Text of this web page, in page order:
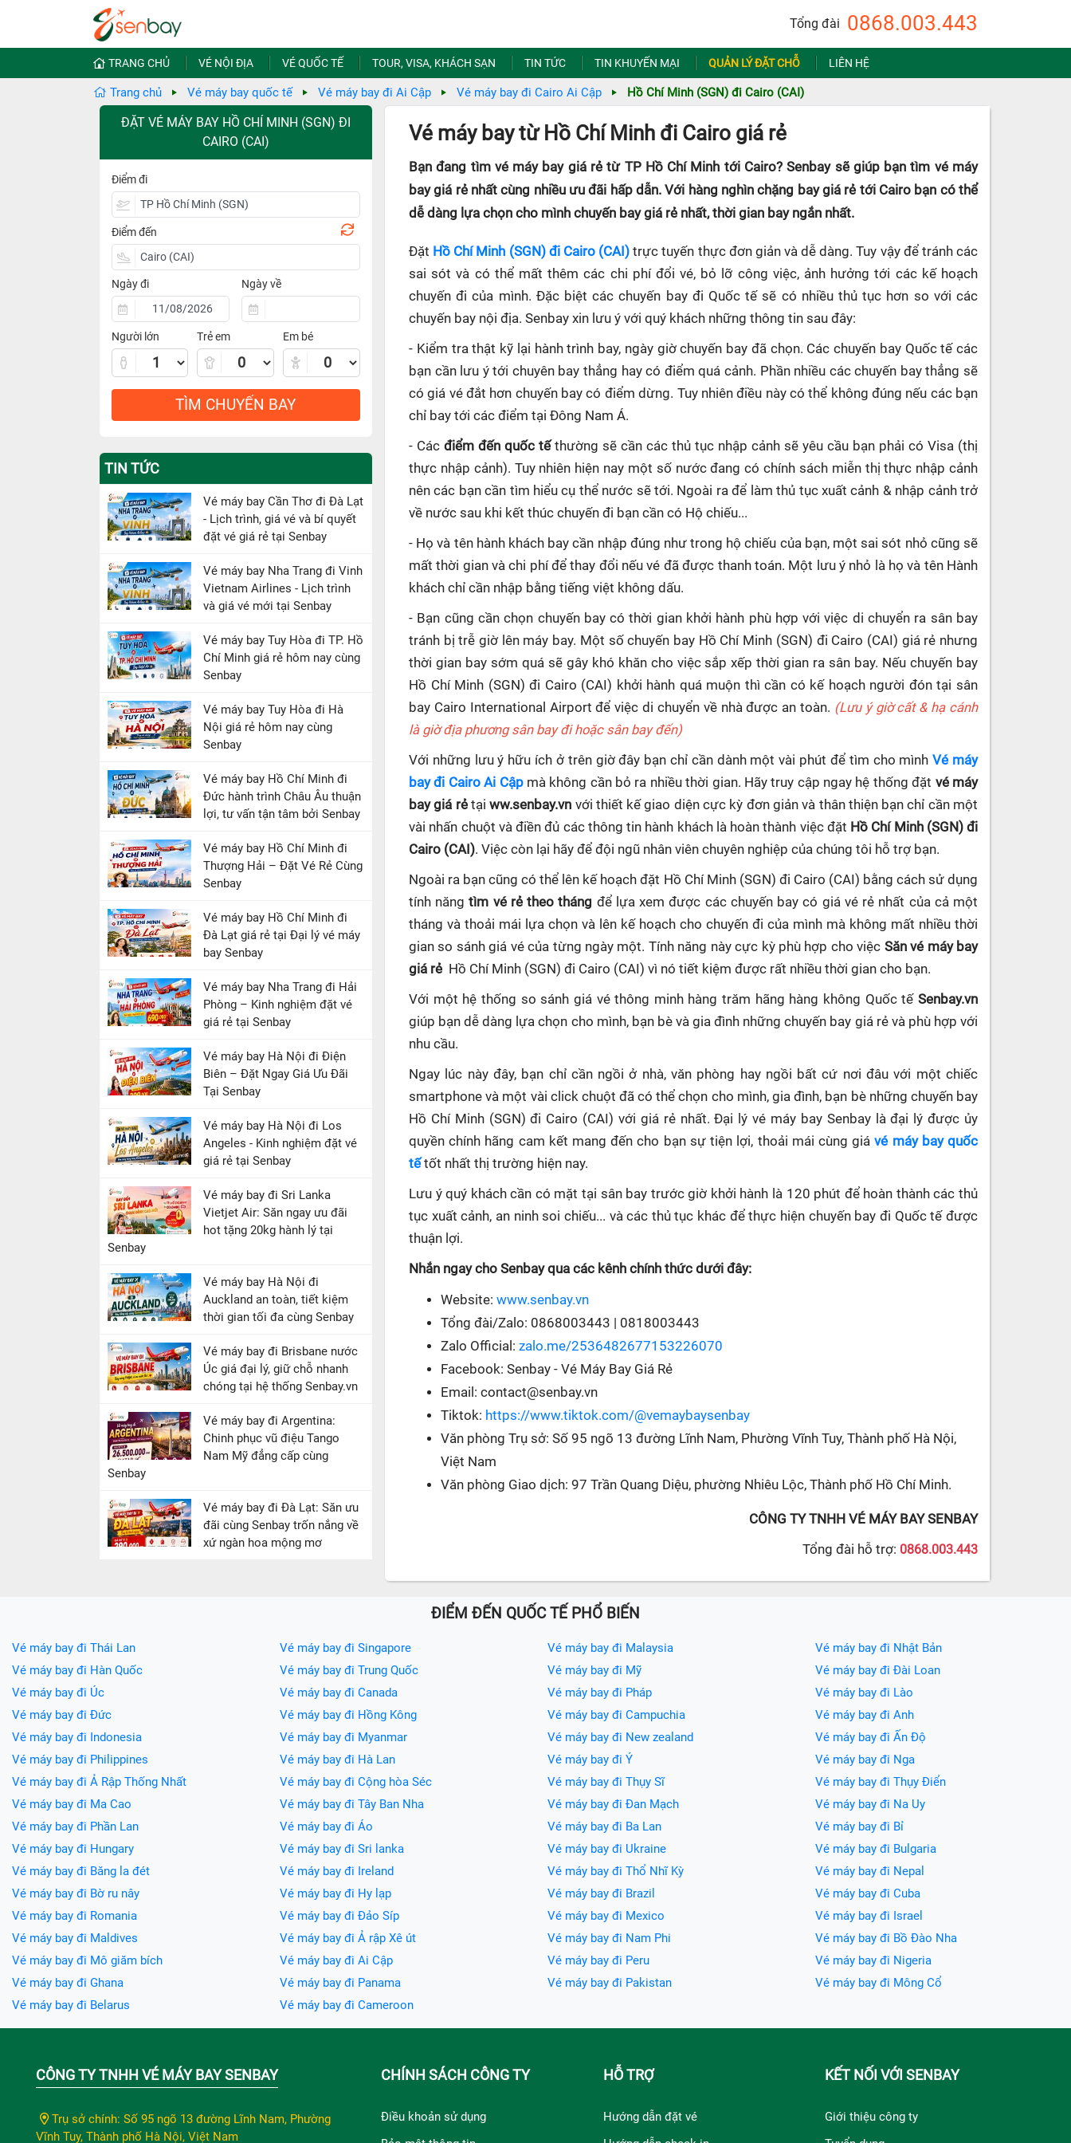
Tổng đài 0868.003.443
TRANG CHỦ VÉ NỘI ĐỊA VÉ QUỐC TẾ TOUR, VISA, KHÁCH SẠN TIN TỨC TIN KHUYẾN MẠI QUẢN LÝ ĐẶT CHỖ LIÊN HỆ
Trang chủ Vé máy bay quốc tế Vé máy bay đi Ai Cập Vé máy bay đi Cairo Ai Cập Hồ Chí Minh (SGN) đi Cairo (CAI)
ĐẶT VÉ MÁY BAY HỒ CHÍ MINH (SGN) ĐI
CAIRO (CAI)
Điểm đi
Điểm đến
Ngày đi Ngày về
Người lớn Trẻ em Em bé
TÌM CHUYẾN BAY
TIN TỨC
Vé máy bay Cần Thơ đi Đà Lạt
- Lịch trình, giá vé và bí quyết
đặt vé giá rẻ tại Senbay
Vé máy bay Nha Trang đi Vinh
Vietnam Airlines - Lịch trình
và giá vé mới tại Senbay
Vé máy bay Tuy Hòa đi TP. Hồ
Chí Minh giá rẻ hôm nay cùng
Senbay
Vé máy bay Tuy Hòa đi Hà
Nội giá rẻ hôm nay cùng
Senbay
Vé máy bay Hồ Chí Minh đi
Đức hành trình Châu Âu thuận
lợi, tư vấn tận tâm bởi Senbay
Vé máy bay Hồ Chí Minh đi
Thượng Hải – Đặt Vé Rẻ Cùng
Senbay
Vé máy bay Hồ Chí Minh đi
Đà Lạt giá rẻ tại Đại lý vé máy
bay Senbay
Vé máy bay Nha Trang đi Hải
Phòng – Kinh nghiệm đặt vé
giá rẻ tại Senbay
Vé máy bay Hà Nội đi Điện
Biên – Đặt Ngay Giá Ưu Đãi
Tại Senbay
Vé máy bay Hà Nội đi Los
Angeles - Kinh nghiệm đặt vé
giá rẻ tại Senbay
Vé máy bay đi Sri Lanka
Vietjet Air: Săn ngay ưu đãi
hot tặng 20kg hành lý tại
Senbay
Vé máy bay Hà Nội đi
Auckland an toàn, tiết kiệm
thời gian tối đa cùng Senbay
Vé máy bay đi Brisbane nước
Úc giá đại lý, giữ chỗ nhanh
chóng tại hệ thống Senbay.vn
Vé máy bay đi Argentina:
Chinh phục vũ điệu Tango
Nam Mỹ đẳng cấp cùng
Senbay
Vé máy bay đi Đà Lạt: Săn ưu
đãi cùng Senbay trốn nắng về
xứ ngàn hoa mộng mơ
Vé máy bay từ Hồ Chí Minh đi Cairo giá rẻ
Bạn đang tìm vé máy bay giá rẻ từ TP Hồ Chí Minh tới Cairo? Senbay sẽ giúp bạn tìm vé máy
bay giá rẻ nhất cùng nhiều ưu đãi hấp dẫn. Với hàng nghìn chặng bay giá rẻ tới Cairo bạn có thể
dễ dàng lựa chọn cho mình chuyến bay giá rẻ nhất, thời gian bay ngắn nhất.
Đặt Hồ Chí Minh (SGN) đi Cairo (CAI) trực tuyến thực đơn giản và dễ dàng. Tuy vậy để tránh các
sai sót và có thể mất thêm các chi phí đổi vé, bỏ lỡ công việc, ảnh hưởng tới các kế hoạch
chuyến đi của mình. Đặc biệt các chuyến bay đi Quốc tế sẽ có nhiều thủ tục hơn so với các
chuyến bay nội địa. Senbay xin lưu ý với quý khách những thông tin sau đây:
- Kiểm tra thật kỹ lại hành trình bay, ngày giờ chuyến bay đã chọn. Các chuyến bay Quốc tế các
bạn cần lưu ý tới chuyên bay thẳng hay có điểm quá cảnh. Phần nhiều các chuyến bay thẳng sẽ
có giá vé đắt hơn chuyến bay có điểm dừng. Tuy nhiên điều này có thể không đúng nếu các bạn
chỉ bay tới các điểm tại Đông Nam Á.
- Các điểm đến quốc tếthường sẽ cần các thủ tục nhập cảnh sẽ yêu cầu bạn phải có Visa (thị
thực nhập cảnh). Tuy nhiên hiện nay một số nước đang có chính sách miễn thị thực nhập cảnh
nên các bạn cần tìm hiểu cụ thể nước sẽ tới. Ngoài ra để làm thủ tục xuất cảnh & nhập cảnh trở
về nước sau khi kết thúc chuyến đi bạn cần có Hộ chiếu...
- Họ và tên hành khách bay cần nhập đúng như trong hộ chiếu của bạn, một sai sót nhỏ cũng sẽ
mất thời gian và chi phí để thay đổi nếu vé đã được thanh toán. Một lưu ý nhỏ là họ và tên Hành
khách chỉ cần nhập bằng tiếng việt không dấu.
- Bạn cũng cần chọn chuyến bay có thời gian khởi hành phù hợp với việc di chuyển ra sân bay
tránh bị trễ giờ lên máy bay. Một số chuyến bay Hồ Chí Minh (SGN) đi Cairo (CAI) giá rẻ nhưng
thời gian bay sớm quá sẽ gây khó khăn cho việc sắp xếp thời gian ra sân bay. Nếu chuyến bay
Hồ Chí Minh (SGN) đi Cairo (CAI) khởi hành quá muộn thì cần có kế hoạch người đón tại sân
bay Cairo International Airport để việc di chuyển về nhà được an toàn. (Lưu ý giờ cất & hạ cánh
là giờ địa phương sân bay đi hoặc sân bay đến)
Với những lưu ý hữu ích ở trên giờ đây bạn chỉ cần dành một vài phút để tìm cho mìnhVé máy
bay đi Cairo Ai Cậpmà không cần bỏ ra nhiều thời gian. Hãy truy cập ngay hệ thống đặt vé máy
bay giá rẻtạiww.senbay.vn với thiết kế giao diện cực kỳ đơn giản và thân thiện bạn chỉ cần một
vài nhấn chuột và điền đủ các thông tin hành khách là hoàn thành việc đặt Hồ Chí Minh (SGN) đi
Cairo (CAI). Việc còn lại hãy để đội ngũ nhân viên chuyên nghiệp của chúng tôi hỗ trợ bạn.
Ngoài ra bạn cũng có thể lên kế hoạch đặt Hồ Chí Minh (SGN) đi Cairo (CAI) bằng cách sử dụng
tính năngtìm vé rẻ theo tháng để lựa xem được các chuyến bay có giá vé rẻ nhất của cả một
tháng và thoải mái lựa chọn và lên kế hoạch cho chuyến đi của mình mà không mất nhiều thời
gian so sánh giá vé của từng ngày một. Tính năng này cực kỳ phù hợp cho việc Săn vé máy bay
giá rẻ Hồ Chí Minh (SGN) đi Cairo (CAI) vì nó tiết kiệm được rất nhiều thời gian cho bạn.
Với một hệ thống so sánh giá vé thông minh hàng trăm hãng hàng không Quốc tế Senbay.vn
giúp bạn dễ dàng lựa chọn cho mình, bạn bè và gia đình những chuyến bay giá rẻ và phù hợp với
nhu cầu.
Ngay lúc này đây, bạn chỉ cần ngồi ở nhà, văn phòng hay ngồi bất cứ nơi đâu với một chiếc
smartphone và một vài click chuột đã có thể chọn cho mình, gia đình, bạn bè những chuyến bay
Hồ Chí Minh (SGN) đi Cairo (CAI) với giá rẻ nhất. Đại lý vé máy bay Senbay là đại lý được ủy
quyền chính hãng cam kết mang đến cho bạn sự tiện lợi, thoải mái cùng giávé máy bay quốc
tế tốt nhất thị trường hiện nay.
Lưu ý quý khách cần có mặt tại sân bay trước giờ khởi hành là 120 phút để hoàn thành các thủ
tục xuất cảnh, an ninh soi chiếu... và các thủ tục khác để thực hiện chuyến bay đi Quốc tế được
thuận lợi.
Nhắn ngay cho Senbay qua các kênh chính thức dưới đây:
Website: www.senbay.vn
Tổng đài/Zalo: 0868003443 | 0818003443
Zalo Official: zalo.me/2536482677153226070
Facebook: Senbay - Vé Máy Bay Giá Rẻ
Email: contact@senbay.vn
Tiktok: https://www.tiktok.com/@vemaybaysenbay
Văn phòng Trụ sở: Số 95 ngõ 13 đường Lĩnh Nam, Phường Vĩnh Tuy, Thành phố Hà Nội,
Việt Nam
Văn phòng Giao dịch: 97 Trần Quang Diệu, phường Nhiêu Lộc, Thành phố Hồ Chí Minh.
CÔNG TY TNHH VÉ MÁY BAY SENBAY
Tổng đài hỗ trợ: 0868.003.443
ĐIỂM ĐẾN QUỐC TẾ PHỔ BIẾN
Vé máy bay đi Thái Lan Vé máy bay đi Singapore Vé máy bay đi Malaysia
Vé máy bay đi Nhật Bản
Vé máy bay đi Hàn Quốc
Vé máy bay đi Trung Quốc Vé máy bay đi Mỹ
Vé máy bay đi Đài Loan
Vé máy bay đi Úc
Vé máy bay đi Canada Vé máy bay đi Pháp
Vé máy bay đi Lào
Vé máy bay đi Đức
Vé máy bay đi Hồng Kông Vé máy bay đi Campuchia
Vé máy bay đi Anh
Vé máy bay đi Indonesia
Vé máy bay đi Myanmar Vé máy bay đi New zealand
Vé máy bay đi Ấn Độ
Vé máy bay đi Philippines
Vé máy bay đi Hà Lan Vé máy bay đi Ý
Vé máy bay đi Nga
Vé máy bay đi Ả Rập Thống Nhất
Vé máy bay đi Cộng hòa Séc Vé máy bay đi Thụy Sĩ
Vé máy bay đi Thụy Điển
Vé máy bay đi Ma Cao
Vé máy bay đi Tây Ban Nha Vé máy bay đi Đan Mạch
Vé máy bay đi Na Uy
Vé máy bay đi Phần Lan
Vé máy bay đi Áo Vé máy bay đi Ba Lan
Vé máy bay đi Bỉ
Vé máy bay đi Hungary
Vé máy bay đi Sri lanka Vé máy bay đi Ukraine
Vé máy bay đi Bulgaria
Vé máy bay đi Băng la đét
Vé máy bay đi Ireland Vé máy bay đi Thổ Nhĩ Kỳ
Vé máy bay đi Nepal
Vé máy bay đi Bờ ru nây
Vé máy bay đi Hy lạp Vé máy bay đi Brazil
Vé máy bay đi Cuba
Vé máy bay đi Romania
Vé máy bay đi Đảo Síp Vé máy bay đi Mexico
Vé máy bay đi Israel
Vé máy bay đi Maldives
Vé máy bay đi Ả rập Xê út Vé máy bay đi Nam Phi
Vé máy bay đi Bồ Đào Nha
Vé máy bay đi Mô giăm bích
Vé máy bay đi Ai Cập Vé máy bay đi Peru
Vé máy bay đi Nigeria
Vé máy bay đi Ghana
Vé máy bay đi Panama Vé máy bay đi Pakistan
Vé máy bay đi Mông Cổ
Vé máy bay đi Belarus
Vé máy bay đi Cameroon
CÔNG TY TNHH VÉ MÁY BAY SENBAY
Trụ sở chính: Số 95 ngõ 13 đường Lĩnh Nam, Phường
Vĩnh Tuy, Thành phố Hà Nội, Việt Nam
CHÍNH SÁCH CÔNG TY
Điều khoản sử dụng
HỖ TRỢ
Hướng dẫn đặt vé
KẾT NỐI VỚI SENBAY
Giới thiệu công ty